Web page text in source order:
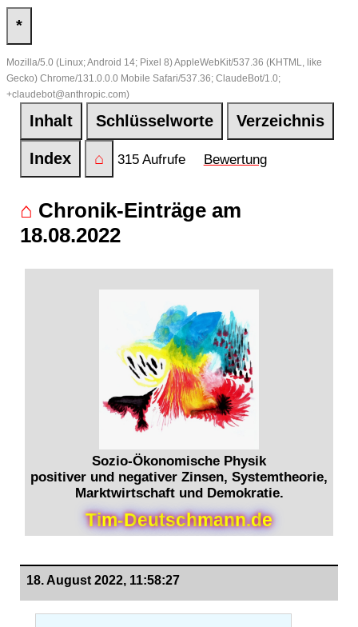
*
Mozilla/5.0 (Linux; Android 14; Pixel 8) AppleWebKit/537.36 (KHTML, like
Gecko) Chrome/131.0.0.0 Mobile Safari/537.36; ClaudeBot/1.0;
+claudebot@anthropic.com)
Inhalt Schlüsselworte Verzeichnis
Index ⌂ 315 Aufrufe Bewertung
⌂ Chronik-Einträge am
18.08.2022
Sozio-Ökonomische Physik
positiver und negativer Zinsen, Systemtheorie,
Marktwirtschaft und Demokratie.
Tim-Deutschmann.de
18. August 2022, 11:58:27